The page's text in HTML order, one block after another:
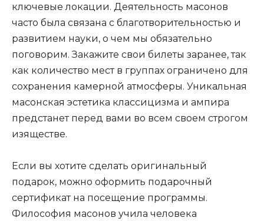
ключевые локации. Деятельность масонов
часто была связана с благотворительностью и
развитием науки, о чем мы обязательно
поговорим. Закажите свои билеты заранее, так
как количество мест в группах ограничено для
сохранения камерной атмосферы. Уникальная
масонская эстетика классицизма и ампира
предстанет перед вами во всем своем строгом
изяществе.
Если вы хотите сделать оригинальный
подарок, можно оформить подарочный
сертификат на посещение программы.
Философия масонов учила человека